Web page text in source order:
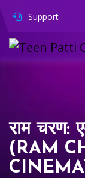
Support
राम चरण:
(RAM